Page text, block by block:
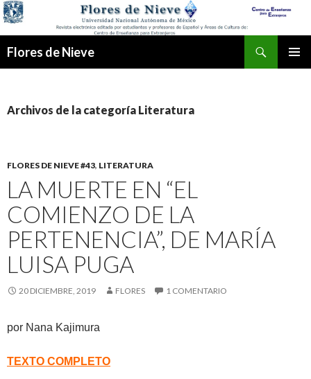
Flores de Nieve
Archivos de la categoría Literatura
FLORES DE NIEVE #43, LITERATURA
LA MUERTE EN “EL
COMIENZO DE LA
PERTENENCIA”, DE MARÍA
LUISA PUGA
20 DICIEMBRE, 2019 FLORES 1 COMENTARIO
por Nana Kajimura
TEXTO COMPLETO